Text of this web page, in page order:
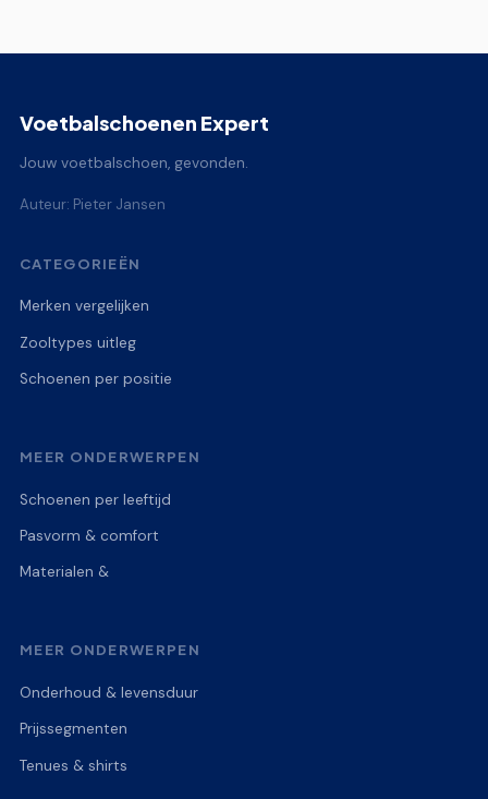
Voetbalschoenen Expert
Jouw voetbalschoen, gevonden.
Auteur: Pieter Jansen
CATEGORIEËN
Merken vergelijken
Zooltypes uitleg
Schoenen per positie
MEER ONDERWERPEN
Schoenen per leeftijd
Pasvorm & comfort
Materialen &
MEER ONDERWERPEN
Onderhoud & levensduur
Prijssegmenten
Tenues & shirts